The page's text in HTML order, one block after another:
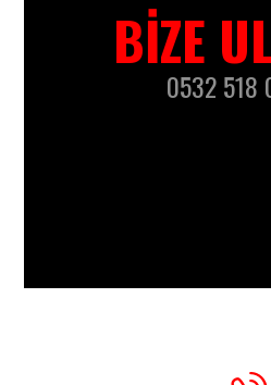
BIZE
0532 518